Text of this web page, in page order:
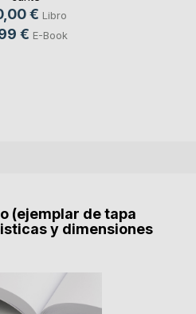
€ Libro
€ E-Book
(ejemplar de tapa
y dimensiones